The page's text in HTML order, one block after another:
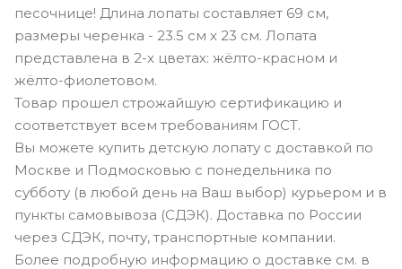
песочнице! Длина лопаты составляет 69 см,
размеры черенка - 23.5 см х 23 см. Лопата
представлена в 2-х цветах: жёлто-красном и
жёлто-фиолетовом.
Товар прошел строжайшую сертификацию и
соответствует всем требованиям ГОСТ.
Вы можете купить детскую лопату с доставкой по
Москве и Подмосковью с понедельника по
субботу (в любой день на Ваш выбор) курьером и в
пункты самовывоза (СДЭК). Доставка по России
через СДЭК, почту, транспортные компании.
Более подробную информацию о доставке см. в